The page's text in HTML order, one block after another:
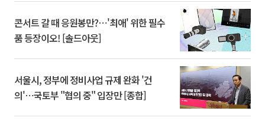
콘서트 갈 때 응원봉만?⋯'최애' 위한 필수
품 등장이오! [솔드아웃]
서울시, 정부에 정비사업 규제 완화 '건
의'⋯국토부 "협의 중" 입장만 [종합]